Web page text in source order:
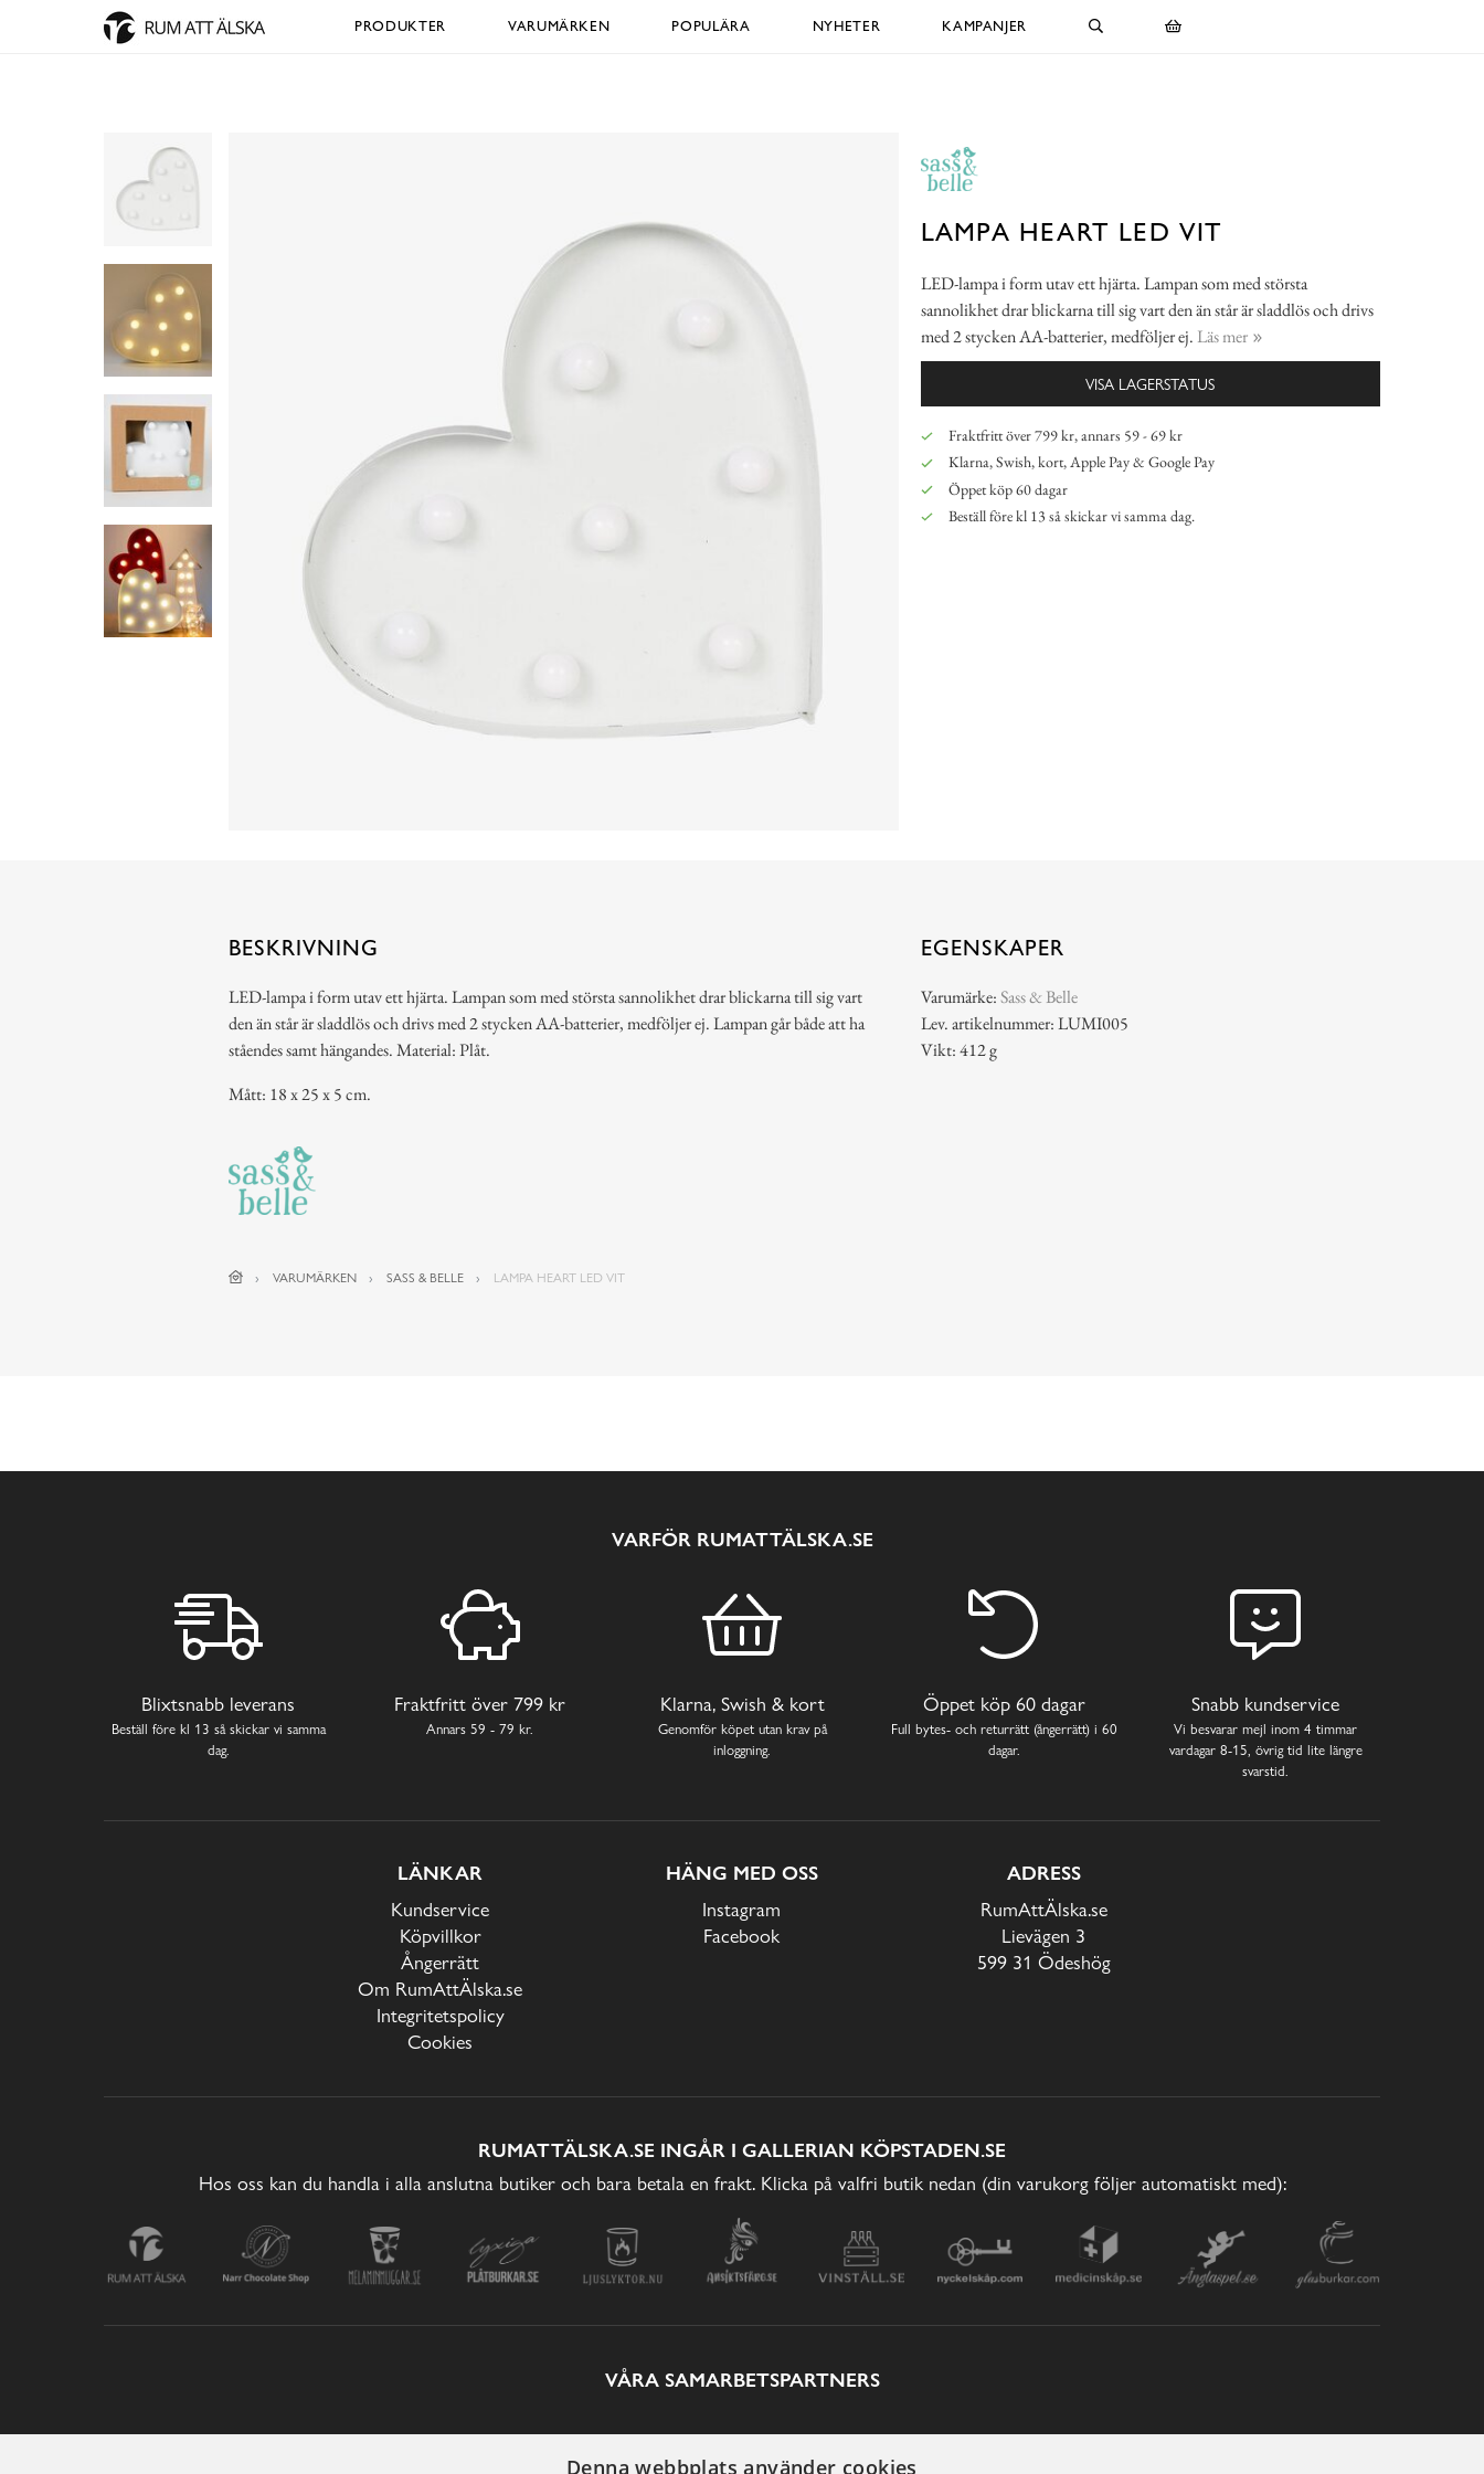
PRODUKTER VARUMÄRKEN POPULÄRA NYHETER KAMPANJER
LAMPA HEART LED VIT
LED-lampa i form utav ett hjärta. Lampan som med största
sannolikhet drar blickarna till sig vart den än står är sladdlös och drivs
med 2 stycken AA-batterier, medföljer ej. Läs mer
VISA LAGERSTATUS
Fraktfritt över 799 kr, annars 59 - 69 kr
Klarna, Swish, kort, Apple Pay & Google Pay
Öppet köp 60 dagar
Beställ före kl 13 så skickar vi samma dag.
BESKRIVNING
LED-lampa i form utav ett hjärta. Lampan som med största sannolikhet drar blickarna till sig vart
den än står är sladdlös och drivs med 2 stycken AA-batterier, medföljer ej. Lampan går både att ha
ståendes samt hängandes. Material: Plåt.
Mått: 18 x 25 x 5 cm.
EGENSKAPER
Varumärke:Sass & Belle
Lev. artikelnummer: LUMI005
Vikt: 412 g
VARUMÄRKEN SASS & BELLE LAMPA HEART LED VIT
VARFÖR RUMATTÄLSKA.SE
Blixtsnabb leverans
Beställ före kl 13 så skickar vi samma
dag.
Fraktfritt över 799 kr
Annars 59 - 79 kr.
Klarna, Swish & kort
Genomför köpet utan krav på
inloggning.
Öppet köp 60 dagar
Full bytes- och returrätt (ångerrätt) i 60
dagar.
Snabb kundservice
Vi besvarar mejl inom 4 timmar
vardagar 8-15, övrig tid lite längre
svarstid.
LÄNKAR
Kundservice
Köpvillkor
Ångerrätt
Om RumAttÄlska.se
Integritetspolicy
Cookies
HÄNG MED OSS
Instagram
Facebook
ADRESS
RumAttÄlska.se
Lievägen 3
599 31 Ödeshög
RUMATTÄLSKA.SE INGÅR I GALLERIAN KÖPSTADEN.SE
Hos oss kan du handla i alla anslutna butiker och bara betala en frakt. Klicka på valfri butik nedan (din varukorg följer automatiskt med):
VÅRA SAMARBETSPARTNERS
Denna webbplats använder cookies